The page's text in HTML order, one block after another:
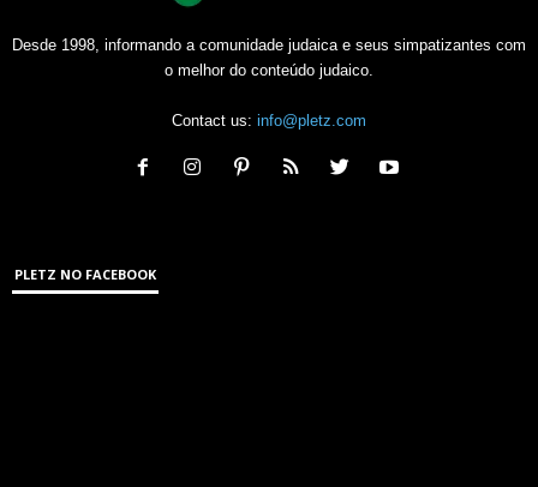
Desde 1998, informando a comunidade judaica e seus simpatizantes com
o melhor do conteúdo judaico.
Contact us: info@pletz.com
PLETZ NO FACEBOOK